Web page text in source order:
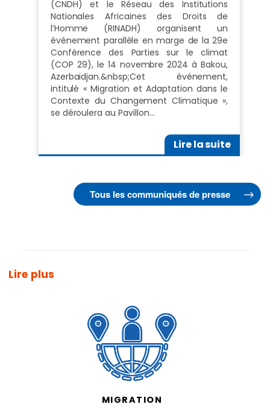
(CNDH) et le Réseau des Institutions
Nationales Africaines des Droits de
l’Homme (RINADH) organisent un
événement parallèle en marge de la 29e
Conférence des Parties sur le climat
(COP 29), le 14 novembre 2024 à Bakou,
Azerbaïdjan.&nbsp;Cet événement,
intitulé « Migration et Adaptation dans le
Contexte du Changement Climatique »,
se déroulera au Pavillon…
Lire la suite
Tous les communiqués de presse
Lire plus
MIGRATION